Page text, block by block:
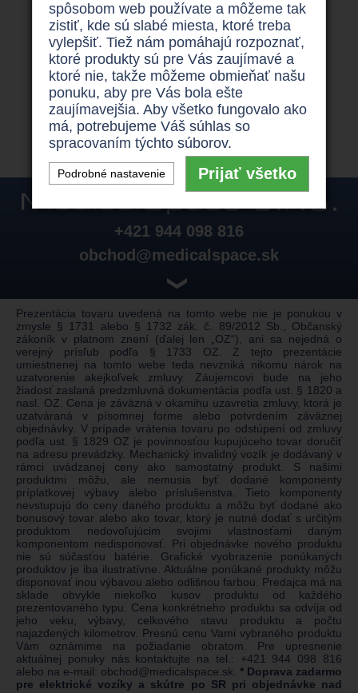
http://invoziky.sk/produkty/trojkolesove-skutre , kde
Vám ho sprostredkujú z pohodlia Vášho domova .
Na tomto portále si oinvalidný vozíkzažiadate
prostredníctvom nezáväzné online žiadosti , alebo
nás môžete kontaktovať na telefónnom čísle +421
944 098 816 a my Vám s výberom toho správneho
invalidného vozíkaradi pomôžeme.
+421 944 098 816
obchod@medicalspace.sk
❯
Prezentácia tovaru uvedená na tomto webe nie je ponukou v
zmysle § 1731 alebo § 1732 zák. č. 89/2012 Sb., Občanský
zákoník v platnom znení (ďalej len „OZ“), ani sa nejedná o
verejný prísľub podľa § 1733 OZ. Z tejto prezentácie
umiestnenej na tomto webe teda nevzniká nikomu nárok na
uzatvorenie akejkoľvek zmluvy. Záujemcovi bude na jeho
žiadosť zaslaná predzmluvná dokumentácia podľa ust. § 1820 a
nasl. OZ. Cena je záväzná v okamihu uzavretia zmluvy, ktorá je
uzatváraná v písomnej forme alebo potvrdením záväznej
objednávky. V prípade vrátenia tovaru po odstúpení od zmluvy
podľa ust. § 1829 OZ je povinnosťou kupujúceho tovar doručiť
na adresu prevádzky. Mechanický invalidný vozík je dodávaný v
rámci uvádzanej ceny ako samostatný produkt. S našimi
produktmi môžu, ale nemusia byť dodané komponenty
príplatkovej výbavy alebo príslušenstva. Tieto komponenty
nevstupujú do ceny daného produktu a môžu byť dodané ako
bonusový tovar alebo ako tovar, ktorý je nutné dodať s určitým
produktom nedovoľujúcim svojimi vlastnosťami daným
komponentom nedisponovať. Pri objednávke nového produktu
nie sú súčasťou batérie. Grafické vyobrazenie ponúkaných
produktov je iba ilustratívne. Aktuálne ponúkané produkty môžu
disponovať inou výbavou alebo odlišnou farbou. Predajca má na
sklade obvykle niekoľko kusov produktu od každého
prezentovaného typu. Cena konkrétneho produktu sa odvíja od
jeho veku, výbavy, celkového stavu produktu a počtu
najazdených kilometrov. Presnú cenu Vami vybraného produktu
Vám oznámime na požiadanie obratom. Pre upresnenie
aktuálnej ponuky nás kontaktujte na tel.: +421 944 098 816
alebo na e-mail: obchod@medicalspace.sk
* Doprava zadarmo
pre elektrické vozíky a skútre po SR pri objednávke nad
spôsobom web používate a môžeme tak
zistiť, kde sú slabé miesta, ktoré treba
vylepšiť. Tiež nám pomáhajú rozpoznať,
ktoré produkty sú pre Vás zaujímavé a
ktoré nie, takže môžeme obmieňať našu
ponuku, aby pre Vás bola ešte
zaujímavejšia. Aby všetko fungovalo ako
má, potrebujeme Váš súhlas so
spracovaním týchto súborov.
Podrobné nastavenie Prijať všetko